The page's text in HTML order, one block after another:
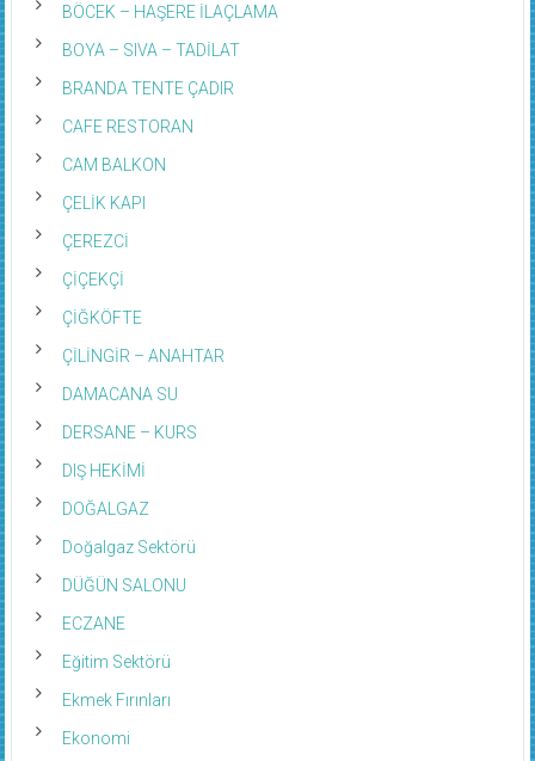
BÖCEK – HAŞERE İLAÇLAMA
BOYA – SIVA – TADİLAT
BRANDA TENTE ÇADIR
CAFE RESTORAN
CAM BALKON
ÇELİK KAPI
ÇEREZCİ
ÇİÇEKÇİ
ÇİĞKÖFTE
ÇİLİNGİR – ANAHTAR
DAMACANA SU
DERSANE – KURS
DIŞ HEKİMİ
DOĞALGAZ
Doğalgaz Sektörü
DÜĞÜN SALONU
ECZANE
Eğitim Sektörü
Ekmek Fırınları
Ekonomi